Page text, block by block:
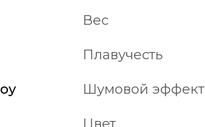
Вес
Плавучесть
Шумовой эффект
Цвет